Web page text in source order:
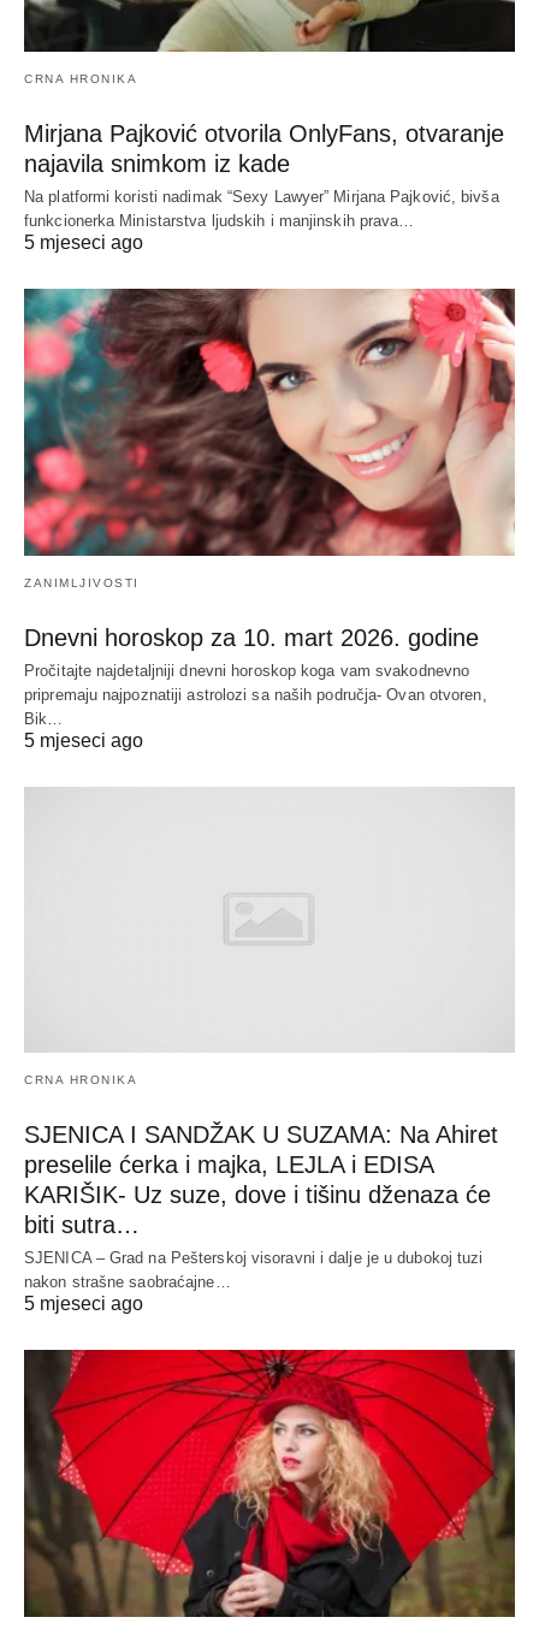
CRNA HRONIKA
Mirjana Pajković otvorila OnlyFans, otvaranje
najavila snimkom iz kade
Na platformi koristi nadimak “Sexy Lawyer” Mirjana Pajković, bivša
funkcionerka Ministarstva ljudskih i manjinskih prava…
5 mjeseci ago
ZANIMLJIVOSTI
Dnevni horoskop za 10. mart 2026. godine
Pročitajte najdetaljniji dnevni horoskop koga vam svakodnevno
pripremaju najpoznatiji astrolozi sa naših područja- Ovan otvoren,
Bik…
5 mjeseci ago
CRNA HRONIKA
SJENICA I SANDŽAK U SUZAMA: Na Ahiret
preselile ćerka i majka, LEJLA i EDISA
KARIŠIK- Uz suze, dove i tišinu dženaza će
biti sutra…
SJENICA – Grad na Pešterskoj visoravni i dalje je u dubokoj tuzi
nakon strašne saobraćajne…
5 mjeseci ago